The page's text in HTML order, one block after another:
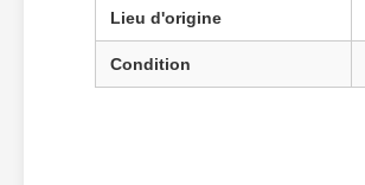
Lieu d'origine
Condition